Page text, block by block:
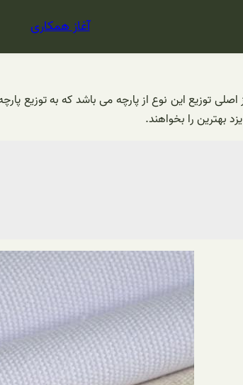
آغاز همکاری
اصلی توزیع این نوع از پارچه می باشد که به
بهترین را بخواهند.